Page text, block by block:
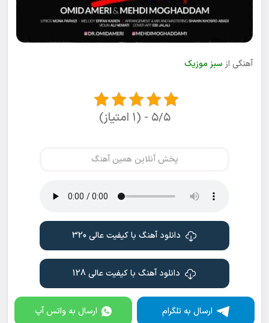
آهنگی از سبز موزیک
۵/۵ - (۱ امتیاز)
پخش آنلاین همین آهنگ
دانلود آهنگ با کیفیت عالی 320
دانلود آهنگ با کیفیت عالی 128
ارسال به تلگرام ارسال به واتس آپ